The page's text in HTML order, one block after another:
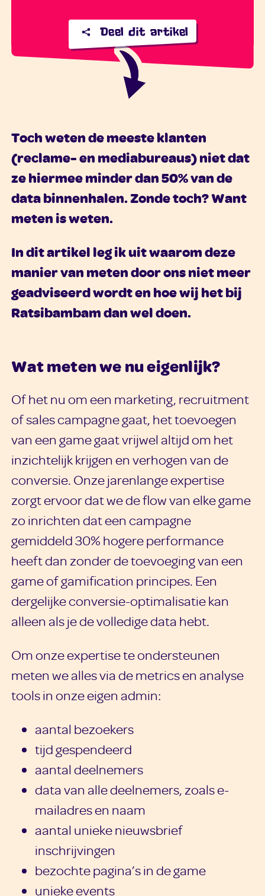
Deel dit artikel
Toch weten de meeste klanten
(reclame- en mediabureaus) niet dat
ze hiermee minder dan 50% van de
data binnenhalen. Zonde toch? Want
meten is weten.
In dit artikel leg ik uit waarom deze
manier van meten door ons niet meer
geadviseerd wordt en hoe wij het bij
Ratsibambam dan wel doen.
Wat meten we nu eigenlijk?
Of het nu om een marketing, recruitment
of sales campagne gaat, het toevoegen
van een game gaat vrijwel altijd om het
inzichtelijk krijgen en verhogen van de
conversie. Onze jarenlange expertise
zorgt ervoor dat we de flow van elke game
zo inrichten dat een campagne
gemiddeld 30% hogere performance
heeft dan zonder de toevoeging van een
game of gamification principes. Een
dergelijke conversie-optimalisatie kan
alleen als je de volledige data hebt.
Om onze expertise te ondersteunen
meten we alles via de metrics en analyse
tools in onze eigen admin:
aantal bezoekers
tijd gespendeerd
aantal deelnemers
data van alle deelnemers, zoals e-
mailadres en naam
aantal unieke nieuwsbrief
inschrijvingen
bezochte pagina’s in de game
unieke events